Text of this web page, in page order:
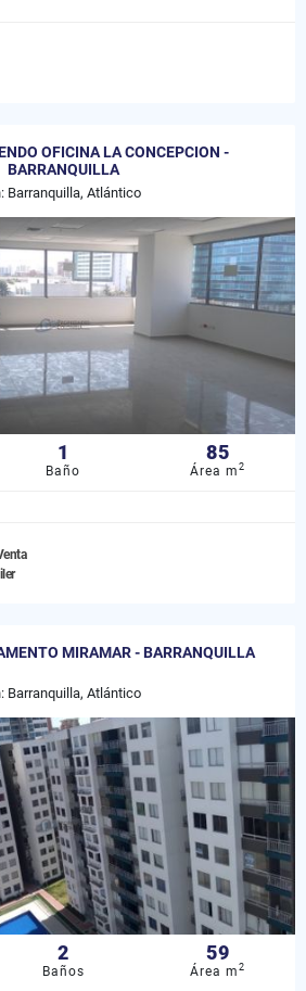
OFICINA LA CONCEPCION -
BARRANQUILLA
Barranquilla, Atlántico
1
Baño
85
Área m2
MIRAMAR - BARRANQUILLA
Barranquilla, Atlántico
2
Baños
59
Área m2